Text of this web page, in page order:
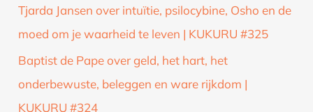
Tjarda Jansen over intuïtie, psilocybine, Osho en de
moed om je waarheid te leven | KUKURU #325
Baptist de Pape over geld, het hart, het
onderbewuste, beleggen en ware rijkdom |
KUKURU #324